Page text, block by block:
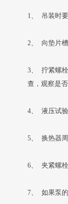
1、 吊装时
2、 向垫片
3、 拧紧螺
查，观察是
4、 液压试
5、 换热器
6、 夹紧螺
7、 如果泵